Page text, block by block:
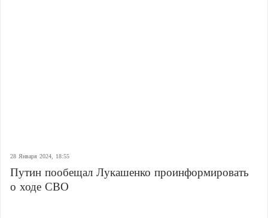
28 Января 2024, 18:55
Путин пообещал Лукашенко проинформировать
о ходе СВО